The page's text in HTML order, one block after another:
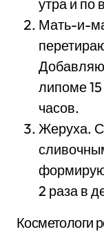
утра и по
Мать-и-
липоме
часов.
Жеруха.
2 раза в
Косметологи